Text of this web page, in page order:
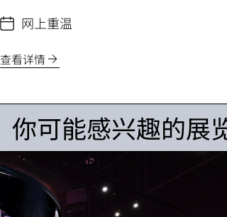
网上重温
查看详情
你可能感兴趣的展